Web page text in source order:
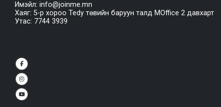
Имэйл: info@joinme.mn
Хаяг: 5-р хороо Tedy төвийн баруун талд MOffice 2 давхарт
Утас: 7744 3939